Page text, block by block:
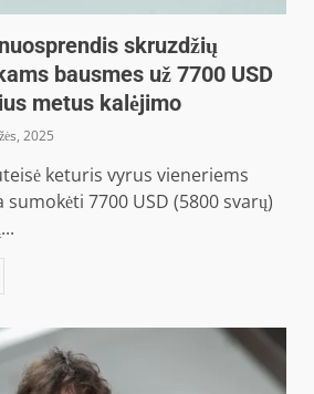
skruzdžių
bausmes už 7700 USD
metus kalėjimo
2025
keturis vyrus vieneriems
7700 USD (5800 svarų)